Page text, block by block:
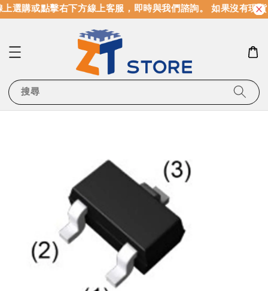
選購或點擊右下方線上客服，即時與我們諮詢。 如果沒有現
搜尋